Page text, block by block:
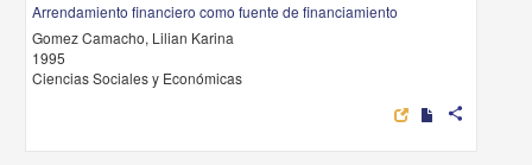
Arrendamiento financiero como fuente de financiamiento
Gomez Camacho, Lilian Karina
1995
Ciencias Sociales y Económicas
share